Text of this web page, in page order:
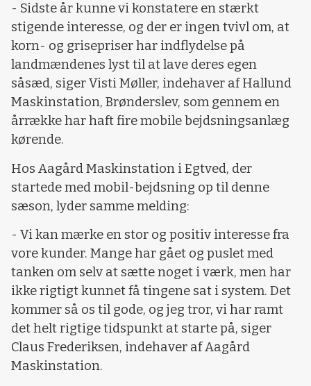
- Sidste år kunne vi konstatere en stærkt
stigende interesse, og der er ingen tvivl om, at
korn- og grisepriser har indflydelse på
landmændenes lyst til at lave deres egen
såsæd, siger Visti Møller, indehaver af Hallund
Maskinstation, Brønderslev, som gennem en
årrække har haft fire mobile bejdsningsanlæg
kørende.
Hos Aagård Maskinstation i Egtved, der
startede med mobil-bejdsning op til denne
sæson, lyder samme melding:
- Vi kan mærke en stor og positiv interesse fra
vore kunder. Mange har gået og puslet med
tanken om selv at sætte noget i værk, men har
ikke rigtigt kunnet få tingene sat i system. Det
kommer så os til gode, og jeg tror, vi har ramt
det helt rigtige tidspunkt at starte på, siger
Claus Frederiksen, indehaver af Aagård
Maskinstation.